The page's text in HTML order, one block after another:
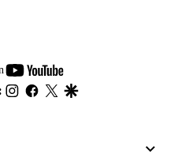
youtube-
footer
instagram
facebook
twitter